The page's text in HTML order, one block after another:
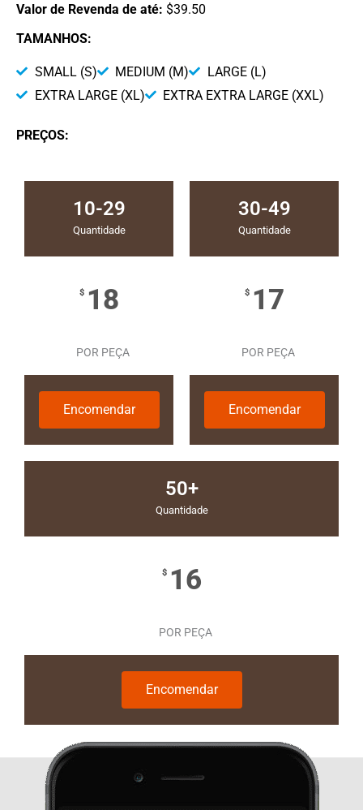
Valor de Revenda de até: $39.50
TAMANHOS:
SMALL (S) MEDIUM (M)
LARGE (L)
EXTRA LARGE (XL)
EXTRA EXTRA LARGE (XXL)
PREÇOS:
10-29
Quantidade
$ 18
POR PEÇA
Encomendar
30-49
Quantidade
$ 17
POR PEÇA
Encomendar
50+
Quantidade
$ 16
POR PEÇA
Encomendar